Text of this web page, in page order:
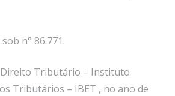
n° 86.771.
Direito Tributário – Instituto
Tributários – IBET , no ano de